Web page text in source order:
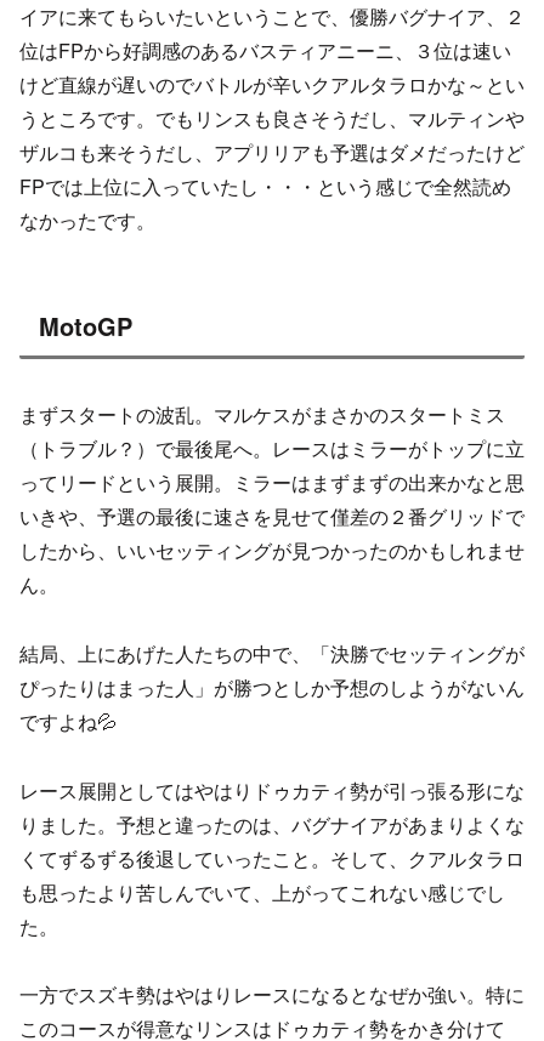
イアに来てもらいたいということで、優勝バグナイア、２
位はFPから好調感のあるバスティアニーニ、３位は速い
けど直線が遅いのでバトルが辛いクアルタラロかな～とい
うところです。でもリンスも良さそうだし、マルティンや
ザルコも来そうだし、アプリリアも予選はダメだったけど
FPでは上位に入っていたし・・・という感じで全然読め
なかったです。
MotoGP
まずスタートの波乱。マルケスがまさかのスタートミス
（トラブル？）で最後尾へ。レースはミラーがトップに立
ってリードという展開。ミラーはまずまずの出来かなと思
いきや、予選の最後に速さを見せて僅差の２番グリッドで
したから、いいセッティングが見つかったのかもしれませ
ん。
結局、上にあげた人たちの中で、「決勝でセッティングが
ぴったりはまった人」が勝つとしか予想のしようがないん
ですよね💦
レース展開としてはやはりドゥカティ勢が引っ張る形にな
りました。予想と違ったのは、バグナイアがあまりよくな
くてずるずる後退していったこと。そして、クアルタラロ
も思ったより苦しんでいて、上がってこれない感じでし
た。
一方でスズキ勢はやはりレースになるとなぜか強い。特に
このコースが得意なリンスはドゥカティ勢をかき分けて